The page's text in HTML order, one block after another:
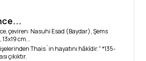
çeviren: Nasuhi Esad (Baydar), Şems
cm...
Thais´in hayatını hâkîdir." *135-
çıkıktır.